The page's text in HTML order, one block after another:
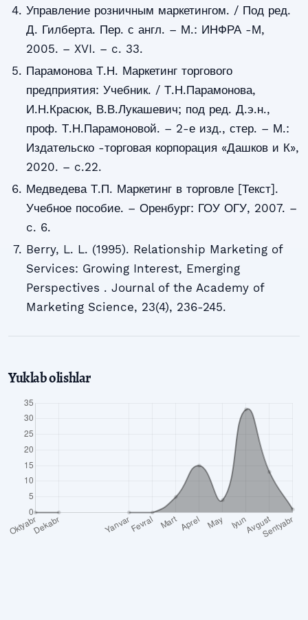
Управление розничным маркетингом. / Под ред.
Д. Гилберта. Пер. с англ. – М.: ИНФРА -М,
2005. – XVI. – c. 33.
Парамонова Т.Н. Маркетинг торгового
предприятия: Учебник. / Т.Н.Парамонова,
И.Н.Красюк, В.В.Лукашевич; под ред. Д.э.н.,
проф. Т.Н.Парамоновой. – 2-е изд., стер. – М.:
Издательско -торговая корпорация «Дашков и К»,
2020. – c.22.
Медведева Т.П. Маркетинг в торговле [Текст].
Учебное пособие. – Оренбург: ГОУ ОГУ, 2007. –
c. 6.
Berry, L. L. (1995). Relationship Marketing of
Services: Growing Interest, Emerging
Perspectives . Journal of the Academy of
Marketing Science, 23(4), 236-245.
Yuklab olishlar